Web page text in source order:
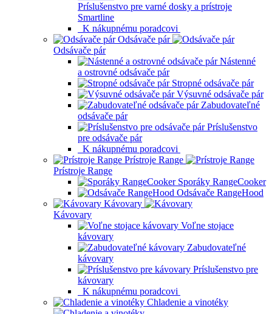
Príslušenstvo pre varné dosky a prístroje
Smartline
K nákupnému poradcovi
Odsávače pár
Odsávače pár
Nástenné
a ostrovné odsávače pár
Stropné odsávače pár
Výsuvné odsávače pár
Zabudovateľné
odsávače pár
Príslušenstvo
pre odsávače pár
K nákupnému poradcovi
Prístroje Range
Prístroje Range
Sporáky RangeCooker
Odsávače RangeHood
Kávovary
Kávovary
Voľne stojace
kávovary
Zabudovateľné
kávovary
Príslušenstvo pre
kávovary
K nákupnému poradcovi
Chladenie a vinotéky